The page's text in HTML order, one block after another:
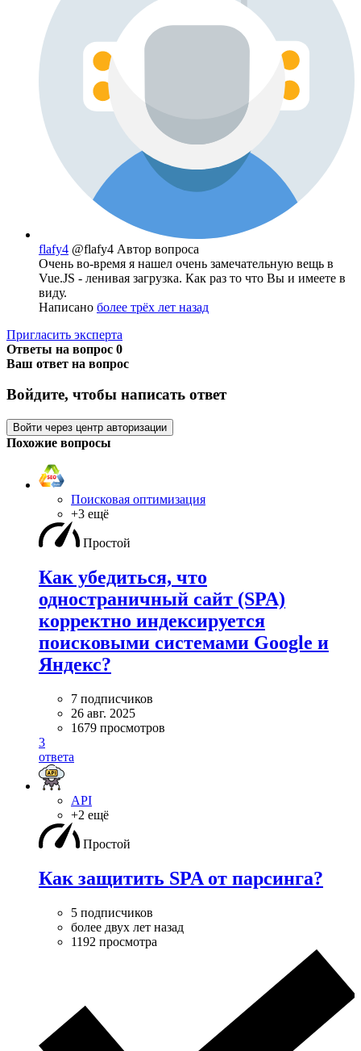
flafy4 @flafy4 Автор вопроса
Очень во-время я нашел очень замечательную вещь в
Vue.JS - ленивая загрузка. Как раз то что Вы и имеете в
виду.
Написано более трёх лет назад
Пригласить эксперта
Ответы на вопрос 0
Ваш ответ на вопрос
Войдите, чтобы написать ответ
Войти через центр авторизации
Похожие вопросы
Поисковая оптимизация
+3 ещё
Простой
Как убедиться, что
одностраничный сайт (SPA)
корректно индексируется
поисковыми системами Google и
Яндекс?
7 подписчиков
26 авг. 2025
1679 просмотров
3
ответа
API
+2 ещё
Простой
Как защитить SPA от парсинга?
5 подписчиков
более двух лет назад
1192 просмотра